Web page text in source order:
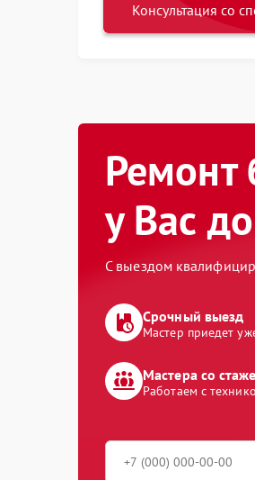
Консультация со
Ремонт
у Вас
С выездом
Срочный выезд
Мастер приедет
Мастера со
Работаем с